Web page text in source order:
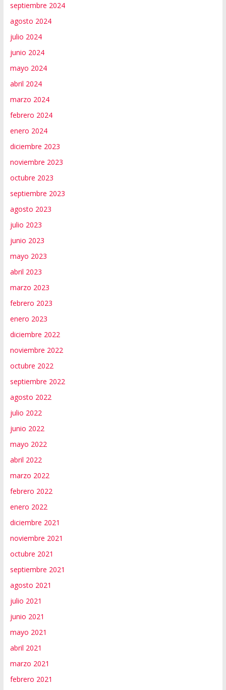
septiembre 2024
agosto 2024
julio 2024
junio 2024
mayo 2024
abril 2024
marzo 2024
febrero 2024
enero 2024
diciembre 2023
noviembre 2023
octubre 2023
septiembre 2023
agosto 2023
julio 2023
junio 2023
mayo 2023
abril 2023
marzo 2023
febrero 2023
enero 2023
diciembre 2022
noviembre 2022
octubre 2022
septiembre 2022
agosto 2022
julio 2022
junio 2022
mayo 2022
abril 2022
marzo 2022
febrero 2022
enero 2022
diciembre 2021
noviembre 2021
octubre 2021
septiembre 2021
agosto 2021
julio 2021
junio 2021
mayo 2021
abril 2021
marzo 2021
febrero 2021